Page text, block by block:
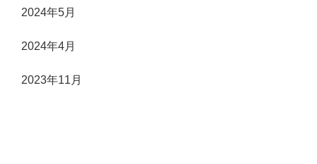
2024年5月
2024年4月
2023年11月